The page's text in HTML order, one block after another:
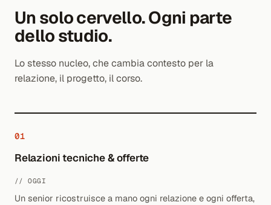
Un solo cervello. Ogni parte
dello studio.
Lo stesso nucleo, che cambia contesto per la
relazione, il progetto, il corso.
01
Relazioni tecniche & offerte
// OGGI
Un senior ricostruisce a mano ogni relazione e ogni offerta,